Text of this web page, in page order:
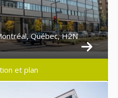
Québec, H2N
et plan